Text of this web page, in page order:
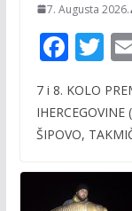
7. Augusta 2026.
F
e
b
o
T
itt
er
7 i 8. KOLO
IHERCEGOVINE
ŠIPOVO,